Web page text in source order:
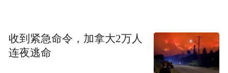
书记。
2026年4月，任重庆市巫溪县政府副县长、代
收到紧急命令，加拿大2万人
连夜逃命